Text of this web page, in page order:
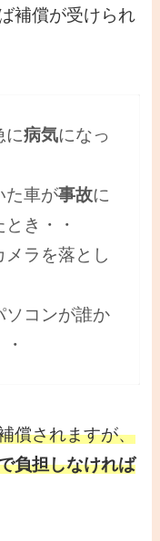
補償が受けられ
に病気になっ
た車が事故に
き・・
ラを落とし
ソコンが誰か
償されますが、
負担しなければ